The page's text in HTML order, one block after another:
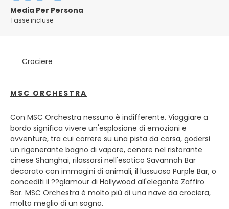
Media Per Persona
Tasse incluse
Crociere
MSC ORCHESTRA
Con MSC Orchestra nessuno è indifferente. Viaggiare a
bordo significa vivere un'esplosione di emozioni e
avventure, tra cui correre su una pista da corsa, godersi
un rigenerante bagno di vapore, cenare nel ristorante
cinese Shanghai, rilassarsi nell'esotico Savannah Bar
decorato con immagini di animali, il lussuoso Purple Bar, o
concediti il ??glamour di Hollywood all'elegante Zaffiro
Bar. MSC Orchestra è molto più di una nave da crociera,
molto meglio di un sogno.
marittima del Mediterraneo.
Porta Soprana, la porta più conosciuta delle antiche mura
Strade Nuove, una splendida strada classificata come
elenco di case aristocratiche che ricordano il passato
imperiale della città.
Genova è una città inafferrabile e riservata, ti condurrà in
ottimi bar, condividerà la sua cucina e ti darà un assaggio
di cultura, ma prima dovrai conoscerti.